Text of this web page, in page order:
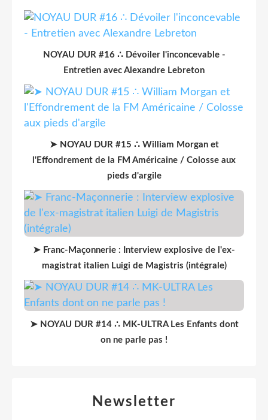
NOYAU DUR #16 ∴ Dévoiler l'inconcevable -
Entretien avec Alexandre Lebreton
➤ NOYAU DUR #15 ∴ William Morgan et
l'Effondrement de la FM Américaine / Colosse aux
pieds d'argile
➤ Franc-Maçonnerie : Interview explosive de l'ex-
magistrat italien Luigi de Magistris (intégrale)
➤ NOYAU DUR #14 ∴ MK-ULTRA Les Enfants dont
on ne parle pas !
Newsletter